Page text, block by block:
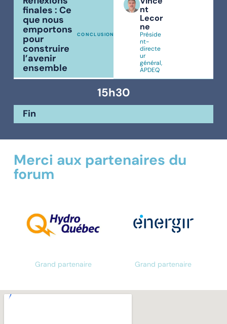
finales : Ce
que nous
emportons
pour
construire
l’avenir
ensemble
CONCLUSION
nt
Lecor
ne
Préside
nt-
directe
ur
général,
APDEQ
15h30
Fin
Merci aux partenaires du
forum
Grand partenaire Grand partenaire